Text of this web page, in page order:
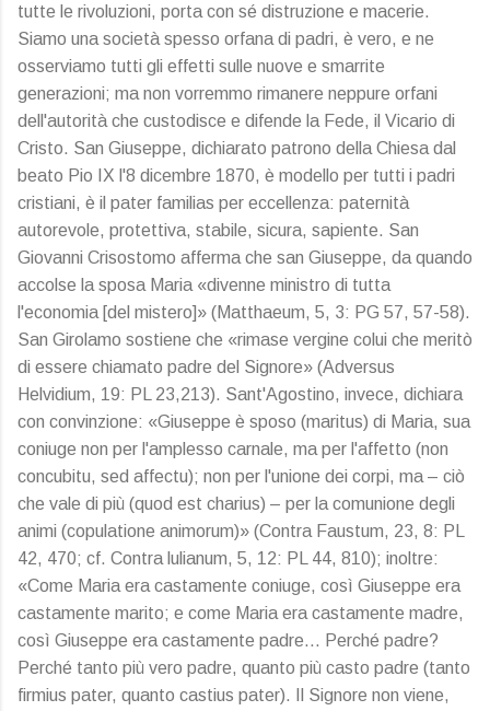
tutte le rivoluzioni, porta con sé distruzione e macerie.
Siamo una società spesso orfana di padri, è vero, e ne
osserviamo tutti gli effetti sulle nuove e smarrite
generazioni; ma non vorremmo rimanere neppure orfani
dell'autorità che custodisce e difende la Fede, il Vicario di
Cristo. San Giuseppe, dichiarato patrono della Chiesa dal
beato Pio IX l'8 dicembre 1870, è modello per tutti i padri
cristiani, è il pater familias per eccellenza: paternità
autorevole, protettiva, stabile, sicura, sapiente. San
Giovanni Crisostomo afferma che san Giuseppe, da quando
accolse la sposa Maria «divenne ministro di tutta
l'economia [del mistero]» (Matthaeum, 5, 3: PG 57, 57-58).
San Girolamo sostiene che «rimase vergine colui che meritò
di essere chiamato padre del Signore» (Adversus
Helvidium, 19: PL 23,213). Sant'Agostino, invece, dichiara
con convinzione: «Giuseppe è sposo (maritus) di Maria, sua
coniuge non per l'amplesso carnale, ma per l'affetto (non
concubitu, sed affectu); non per l'unione dei corpi, ma – ciò
che vale di più (quod est charius) – per la comunione degli
animi (copulatione animorum)» (Contra Faustum, 23, 8: PL
42, 470; cf. Contra lulianum, 5, 12: PL 44, 810); inoltre:
«Come Maria era castamente coniuge, così Giuseppe era
castamente marito; e come Maria era castamente madre,
così Giuseppe era castamente padre… Perché padre?
Perché tanto più vero padre, quanto più casto padre (tanto
firmius pater, quanto castius pater). Il Signore non viene,